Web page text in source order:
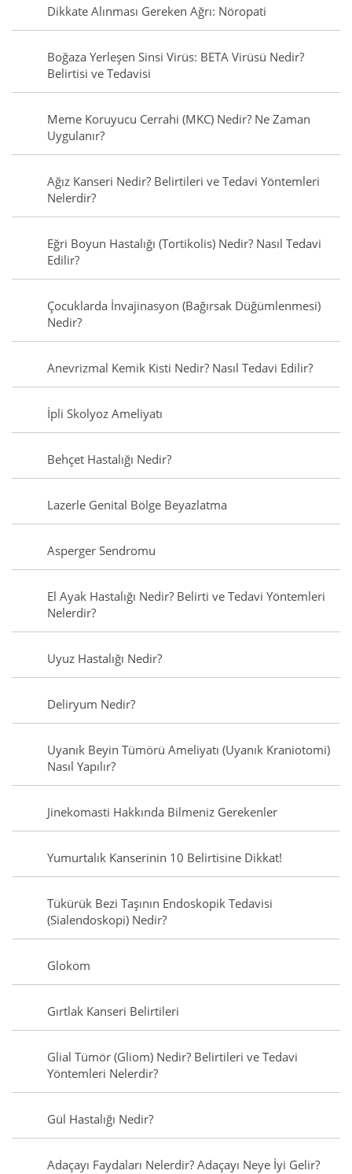
Dikkate Alınması Gereken Ağrı: Nöropati
Boğaza Yerleşen Sinsi Virüs: BETA Virüsü Nedir?
Belirtisi ve Tedavisi
Meme Koruyucu Cerrahi (MKC) Nedir? Ne Zaman
Uygulanır?
Ağız Kanseri Nedir? Belirtileri ve Tedavi Yöntemleri
Nelerdir?
Eğri Boyun Hastalığı (Tortikolis) Nedir? Nasıl Tedavi
Edilir?
Çocuklarda İnvajinasyon (Bağırsak Düğümlenmesi)
Nedir?
Anevrizmal Kemik Kisti Nedir? Nasıl Tedavi Edilir?
İpli Skolyoz Ameliyatı
Behçet Hastalığı Nedir?
Lazerle Genital Bölge Beyazlatma
Asperger Sendromu
El Ayak Hastalığı Nedir? Belirti ve Tedavi Yöntemleri
Nelerdir?
Uyuz Hastalığı Nedir?
Deliryum Nedir?
Uyanık Beyin Tümörü Ameliyatı (Uyanık Kraniotomi)
Nasıl Yapılır?
Jinekomasti Hakkında Bilmeniz Gerekenler
Yumurtalık Kanserinin 10 Belirtisine Dikkat!
Tükürük Bezi Taşının Endoskopik Tedavisi
(Sialendoskopi) Nedir?
Glokom
Gırtlak Kanseri Belirtileri
Glial Tümör (Gliom) Nedir? Belirtileri ve Tedavi
Yöntemleri Nelerdir?
Gül Hastalığı Nedir?
Adaçayı Faydaları Nelerdir? Adaçayı Neye İyi Gelir?